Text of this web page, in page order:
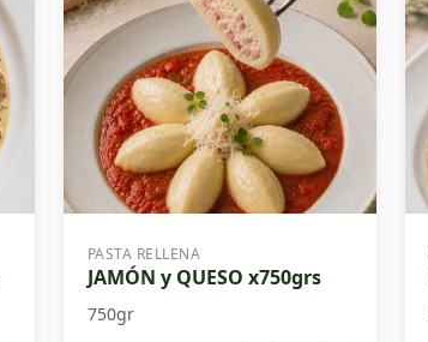
PASTA RELLENA
JAMÓN y QUESO x750grs
750gr